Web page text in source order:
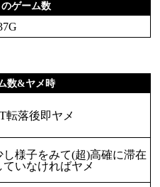
ゲーム数
数&ヤメ時
転落後即ヤメ
し様子をみて(超)高確に滞在
ていなければヤメ